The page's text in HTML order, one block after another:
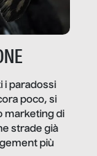
i paradossi
poco, si
marketing di
strade già
più